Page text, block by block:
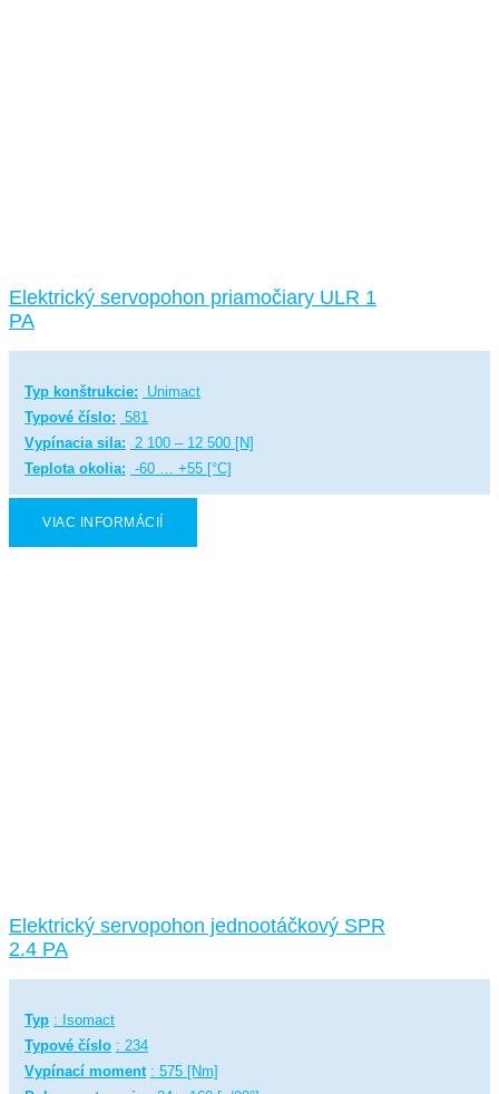
Elektrický servopohon priamočiary ULR 1
PA
Typ konštrukcie:
Unimact
Typové číslo: 581
Vypínacia sila:
2 100 – 12 500 [N]
Teplota okolia: -60 … +55 [°C]
VIAC INFORMÁCIÍ
Elektrický servopohon jednootáčkový SPR
2.4 PA
Typ : Isomact
Typové číslo : 234
Vypínací moment : 575 [Nm]